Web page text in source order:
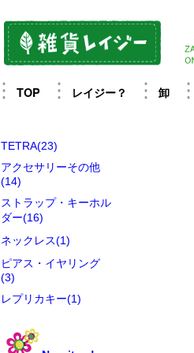
TOP レイジー？ 卸
TETRA(23)
アクセサリーその他
(14)
ストラップ・キーホル
ダー(16)
ネックレス(1)
ピアス・イヤリング
(3)
レプリカキー(1)